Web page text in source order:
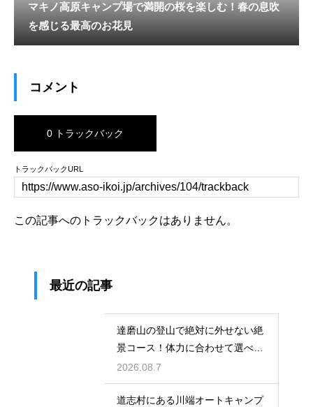
マキノ高原キャンプ場で満開の桜を楽しむ！春の息吹
を感じる最高のお花見
コメント
0 トラックバック
トラックバックURL
この記事へのトラックバックはありません。
最近の記事
達磨山の登山で絶対に外せない絶
景コース！体力に合わせて選べる
ルート案内
2026.08.7
道志村にある川端オートキャンプ